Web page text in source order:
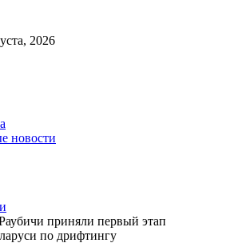
2026
новости
приняли первый этап
по дрифтингу